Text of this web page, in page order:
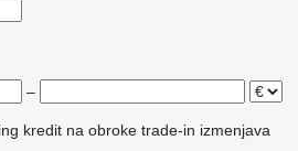
–
kredit na obroke trade-in izmenjava